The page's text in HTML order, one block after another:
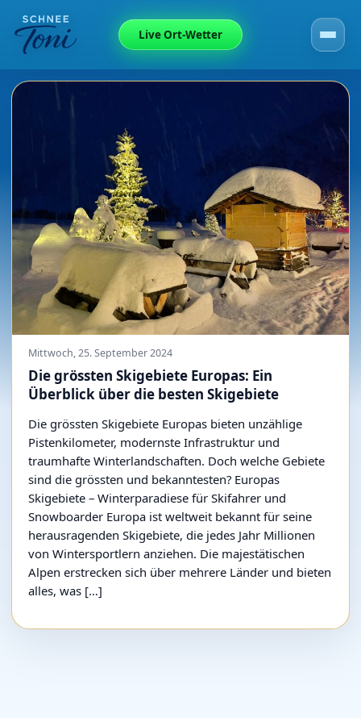
Live Ort-Wetter
Mittwoch, 25. September 2024
Die grössten Skigebiete Europas: Ein
Überblick über die besten Skigebiete
Die grössten Skigebiete Europas bieten unzählige
Pistenkilometer, modernste Infrastruktur und
traumhafte Winterlandschaften. Doch welche Gebiete
sind die grössten und bekanntesten? Europas
Skigebiete – Winterparadiese für Skifahrer und
Snowboarder Europa ist weltweit bekannt für seine
herausragenden Skigebiete, die jedes Jahr Millionen
von Wintersportlern anziehen. Die majestätischen
Alpen erstrecken sich über mehrere Länder und bieten
alles, was […]